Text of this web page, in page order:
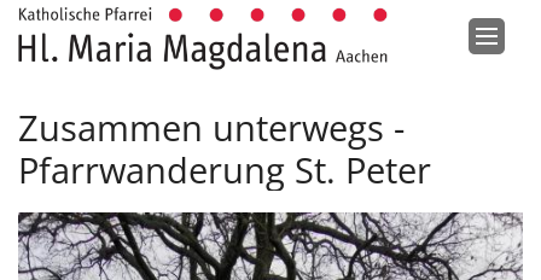
Zum Inhalt springen
Zusammen unterwegs -
Pfarrwanderung St. Peter